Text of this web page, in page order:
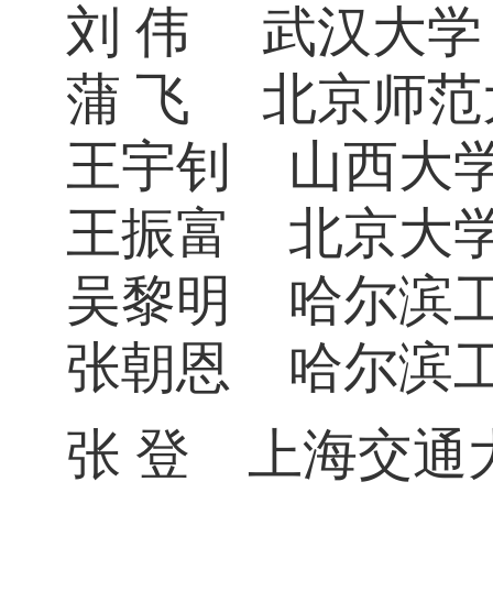
刘 伟
武汉大学
蒲 飞
北京师
王宇钊
山西大
王振富
北京大
吴黎明
哈尔滨
张朝恩
哈尔滨
张 登 上海交通